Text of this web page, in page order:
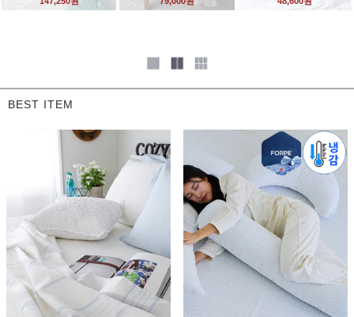
BEST ITEM